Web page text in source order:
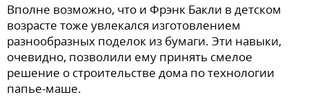
Вполне возможно, что и Фрэнк Бакли в детском
возрасте тоже увлекался изготовлением
разнообразных поделок из бумаги. Эти навыки,
очевидно, позволили ему принять смелое
решение о строительстве дома по технологии
папье-маше.